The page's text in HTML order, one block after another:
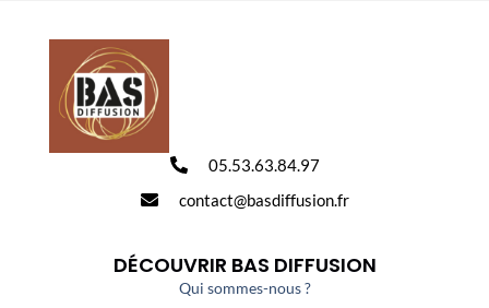
05.53.63.84.97
contact@basdiffusion.fr
DÉCOUVRIR BAS DIFFUSION
Qui sommes-nous ?